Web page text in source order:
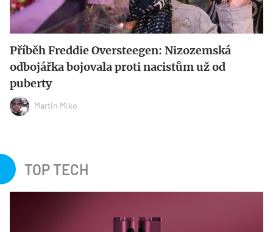
Příběh Freddie Oversteegen: Nizozemská
odbojářka bojovala proti nacistům už od
puberty
Martin Miko
TOP TECH